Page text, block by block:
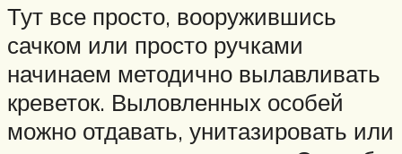
Тут все просто, вооружившись
сачком или просто ручками
начинаем методично вылавливать
креветок. Выловленных особей
можно отдавать, унитазировать или